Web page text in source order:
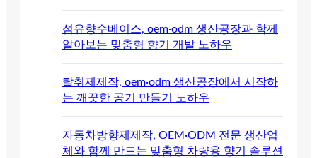
섬유향수베이스, oem·odm 생산공장과 함께
알아보는 맞춤형 향기 개발 노하우
탈취제제작, oem·odm 생산공장에서 시작하
는 깨끗한 공기 만들기 노하우
자동차방향제제작, OEM·ODM 전문 생산업
체와 함께 만드는 맞춤형 차량용 향기 솔루션